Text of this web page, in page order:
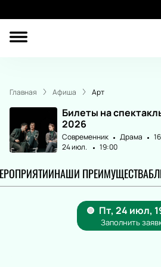
ТЕАТР
Главная Афиша Арт
Билеты на
2026
Современник Драма
24 июл.
19:00
НАШИ ПРЕИМУЩЕСТВА